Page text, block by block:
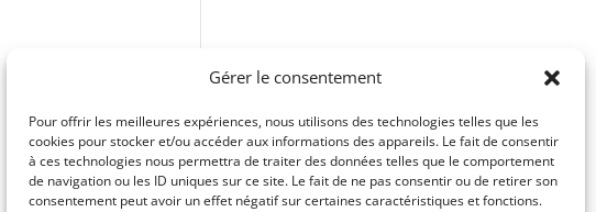
Gérer le consentement
Pour offrir les meilleures expériences, nous utilisons des technologies telles que les
cookies pour stocker et/ou accéder aux informations des appareils. Le fait de consentir
à ces technologies nous permettra de traiter des données telles que le comportement
de navigation ou les ID uniques sur ce site. Le fait de ne pas consentir ou de retirer son
consentement peut avoir un effet négatif sur certaines caractéristiques et fonctions.